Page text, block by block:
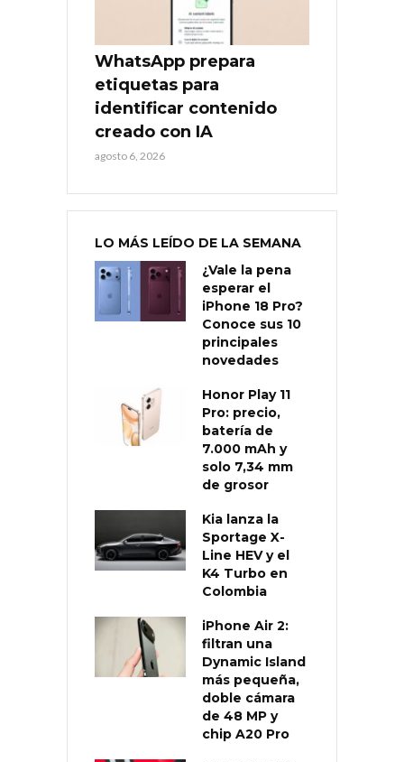
WhatsApp prepara
etiquetas para
identificar contenido
creado con IA
agosto 6, 2026
LO MÁS LEÍDO DE LA SEMANA
¿Vale la pena
esperar el
iPhone 18 Pro?
Conoce sus 10
principales
novedades
Honor Play 11
Pro: precio,
batería de
7.000 mAh y
solo 7,34 mm
de grosor
Kia lanza la
Sportage X-
Line HEV y el
K4 Turbo en
Colombia
iPhone Air 2:
filtran una
Dynamic Island
más pequeña,
doble cámara
de 48 MP y
chip A20 Pro